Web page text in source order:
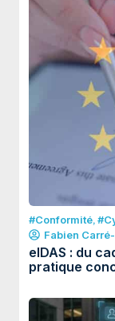
#Conformité,
Fabien
eIDAS : du
pratique